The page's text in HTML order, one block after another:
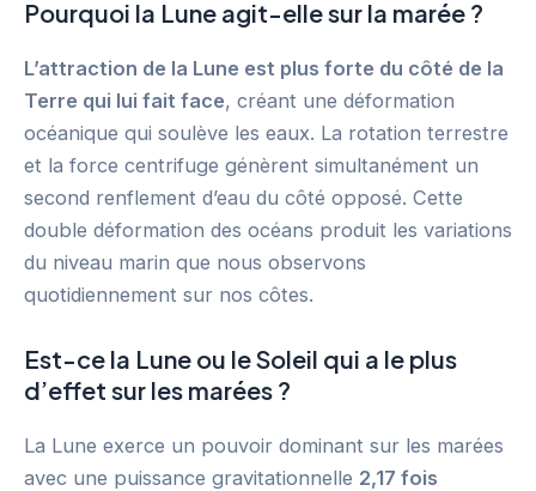
Pourquoi la Lune agit-elle sur la marée ?
L’attraction de la Lune est plus forte du côté de la
Terre qui lui fait face, créant une déformation
océanique qui soulève les eaux. La rotation terrestre
et la force centrifuge génèrent simultanément un
second renflement d’eau du côté opposé. Cette
double déformation des océans produit les variations
du niveau marin que nous observons
quotidiennement sur nos côtes.
Est-ce la Lune ou le Soleil qui a le plus
d’effet sur les marées ?
La Lune exerce un pouvoir dominant sur les marées
avec une puissance gravitationnelle 2,17 fois